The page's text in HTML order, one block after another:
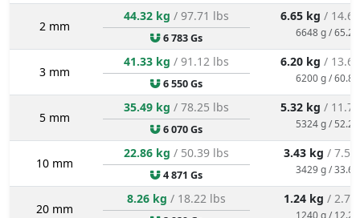
2 mm
44.32 kg / 97.71 lbs
6 783 Gs
6.65 kg /
6648 g / 65.2
3 mm
41.33 kg / 91.12 lbs
6 550 Gs
6.20 kg /
6200 g / 60.8
5 mm
35.49 kg / 78.25 lbs
6 070 Gs
5.32 kg /
5324 g / 52.2
10 mm
22.86 kg / 50.39 lbs
4 871 Gs
3.43 kg / 7.56
3429 g / 33.6
20 mm
8.26 kg / 18.22 lbs 1.24 kg / 2.73
1240 g / 12.2